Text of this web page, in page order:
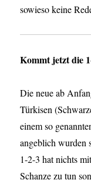
sowieso keine
Kommt jetzt die
Die neue ab
Türkisen
einem so
angeblich wurden
1-2-3 hat nichts
Schanze zu tun